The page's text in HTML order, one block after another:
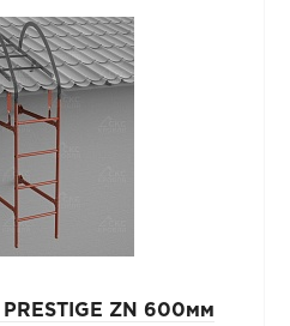
ZN 600мм